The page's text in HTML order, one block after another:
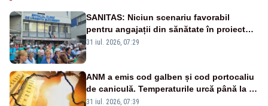
SANITAS: Niciun scenariu favorabil
pentru angajații din sănătate în proiectul
Legii salarizării
31 iul. 2026, 07:29
ANM a emis cod galben și cod portocaliu
de caniculă. Temperaturile urcă până la 38
de grade, iar nopțile devin tropicale
31 iul. 2026, 07:39